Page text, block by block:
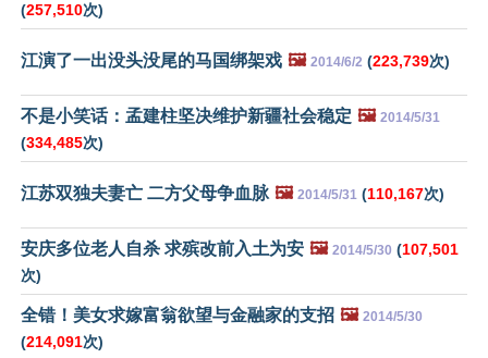
(257,510次)
江演了一出没头没尾的马国绑架戏 🖼️ 2014/6/2 (223,739次)
不是小笑话：孟建柱坚决维护新疆社会稳定 🖼️ 2014/5/31
(334,485次)
江苏双独夫妻亡 二方父母争血脉 🖼️ 2014/5/31 (110,167次)
安庆多位老人自杀 求殡改前入土为安 🖼️ 2014/5/30 (107,501
次)
全错！美女求嫁富翁欲望与金融家的支招 🖼️ 2014/5/30
(214,091次)